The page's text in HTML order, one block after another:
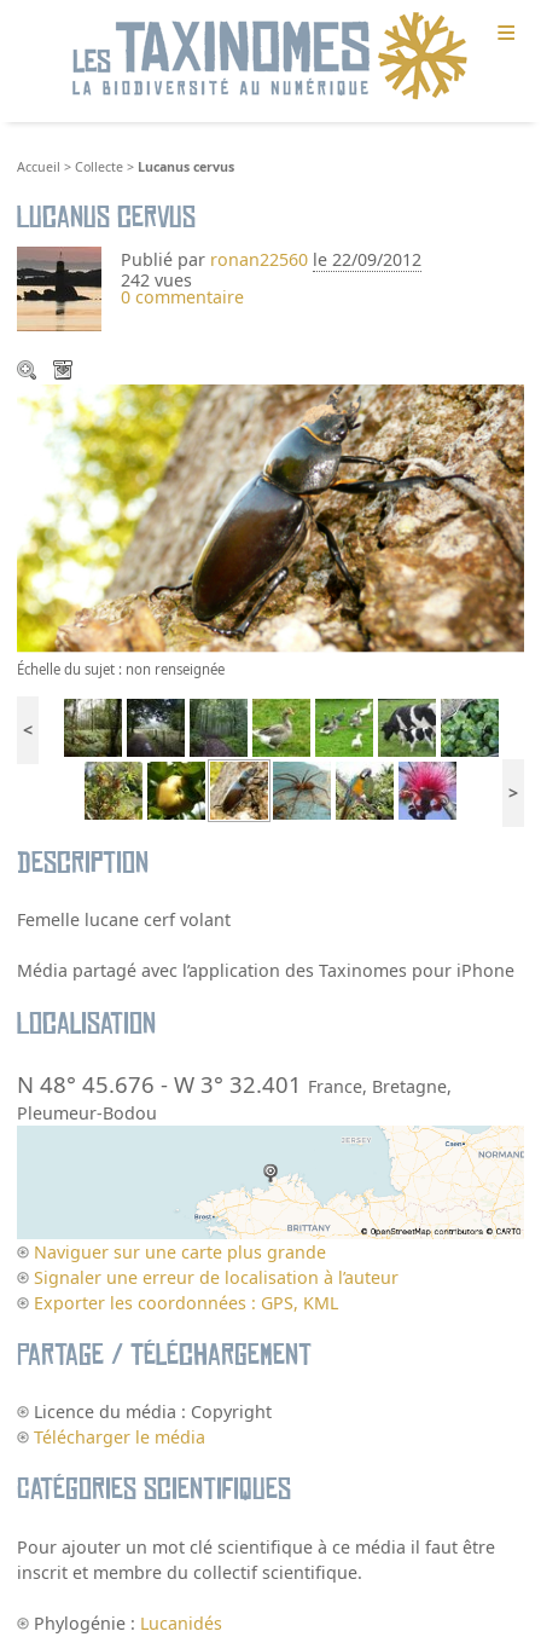
≡
Accueil >Collecte > Lucanus cervus
Lucanus cervus
Publié par ronan22560 le 22/09/2012
242 vues
0 commentaire
Échelle du sujet : non renseignée
<
>
Description
Femelle lucane cerf volant
Média partagé avec l’application des Taxinomes pour iPhone
Localisation
N 48° 45.676 -W 3° 32.401 France, Bretagne,
Pleumeur-Bodou
Naviguer sur une carte plus grande
Signaler une erreur de localisation à l’auteur
Exporter les coordonnées : GPS, KML
Partage / Téléchargement
Licence du média : Copyright
Télécharger le média
Catégories scientifiques
Pour ajouter un mot clé scientifique à ce média il faut être
inscrit et membre du collectif scientifique.
Phylogénie : Lucanidés